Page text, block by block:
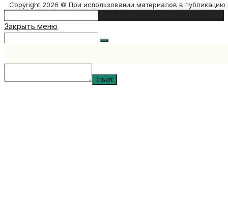
Copyright 2026 © При использовании материалов в
this
Закрыть меню
Insert